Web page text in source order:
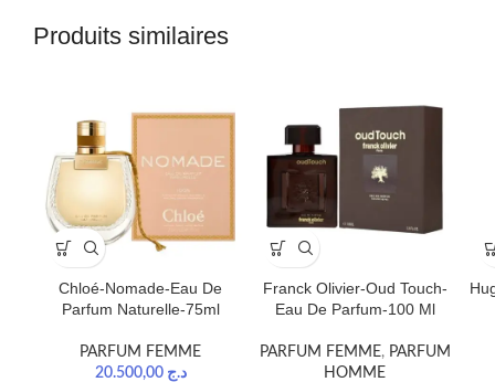
Produits similaires
Chloé-Nomade-Eau De
Parfum Naturelle-75ml
PARFUM FEMME
د.ج 20.500,00
Franck Olivier-Oud Touch-
Eau De Parfum-100 Ml
PARFUM FEMME, PARFUM
HOMME